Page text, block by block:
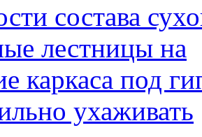
состава
лестницы на
каркаса под
ухаживать